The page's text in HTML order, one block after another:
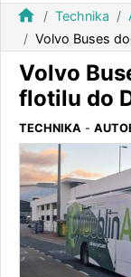
home Technika
Volvo Buses
Volvo
flotilu do
TECHNIKA -